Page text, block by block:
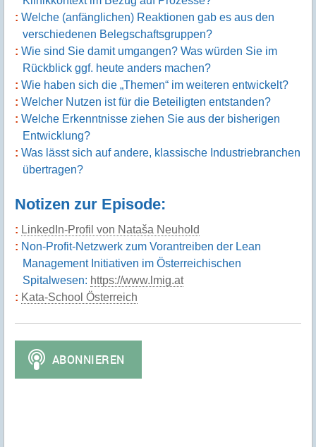
Welche (anfänglichen) Reaktionen gab es aus den
verschiedenen Belegschaftsgruppen?
Wie sind Sie damit umgangen? Was würden Sie im
Rückblick ggf. heute anders machen?
Wie haben sich die „Themen“ im weiteren entwickelt?
Welcher Nutzen ist für die Beteiligten entstanden?
Welche Erkenntnisse ziehen Sie aus der bisherigen
Entwicklung?
Was lässt sich auf andere, klassische Industriebranchen
übertragen?
Notizen zur Episode:
LinkedIn-Profil von Nataša Neuhold
Non-Profit-Netzwerk zum Vorantreiben der Lean
Management Initiativen im Österreichischen
Spitalwesen: https://www.lmig.at
Kata-School Österreich